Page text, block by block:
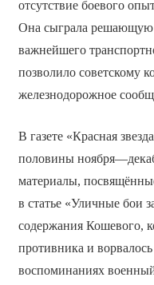
отсутствие боевого
Она сыграла решающую
важнейшего
позволило советскому
железнодорожное
В газете «Красная
половины
материалы,
в статье «Уличные бои
содержания Кошевого,
противника и
воспоминаниях